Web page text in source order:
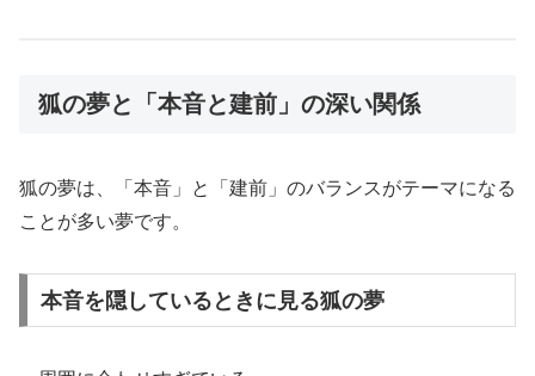
狐の夢と「本音と建前」の深い関係
狐の夢は、「本音」と「建前」のバランスがテーマになる
ことが多い夢です。
本音を隠しているときに見る狐の夢